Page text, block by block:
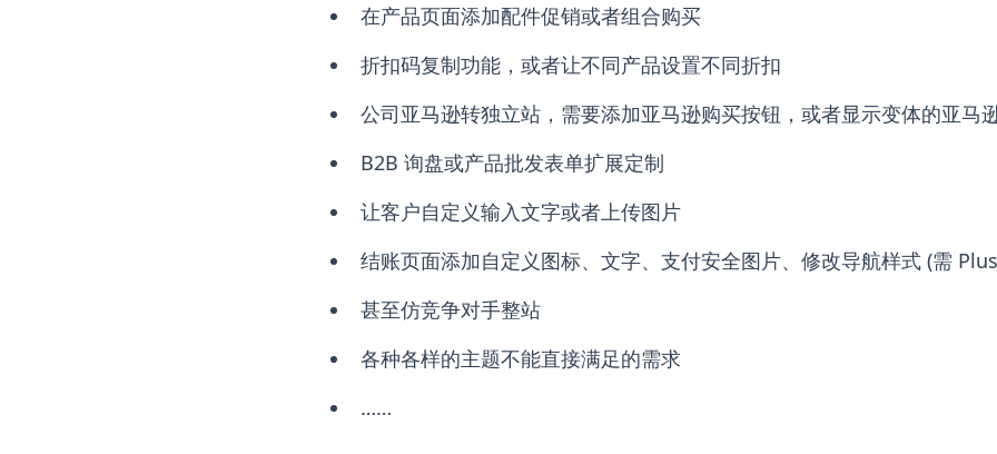
在产品页面添加配件促销或者组合购买
折扣码复制功能，或者让不同产品设置不同折扣
公司亚马逊转独立站，需要添加亚马逊购买按钮，或者显示变体的亚马
B2B 询盘或产品批发表单扩展定制
让客户自定义输入文字或者上传图片
结账页面添加自定义图标、文字、支付安全图片、修改导航样式 (需
甚至仿竞争对手整站
各种各样的主题不能直接满足的需求
……